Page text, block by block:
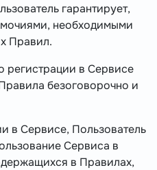
гарантирует,
необходимыми
Правил.
регистрации в Сервисе
безоговорочно и
в Сервисе, Пользователь
Сервиса в
в Правилах,